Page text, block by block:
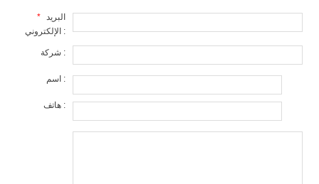
* البريد
الإلكتروني :
شركة :
اسم :
هاتف :